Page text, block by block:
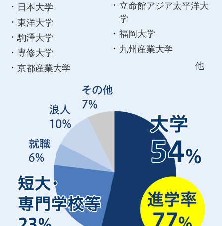
日本大学
東洋大学
駒澤大学
専修大学
京都産業大学
立命館アジア太平洋大
学
福岡大学
九州産業大学
他